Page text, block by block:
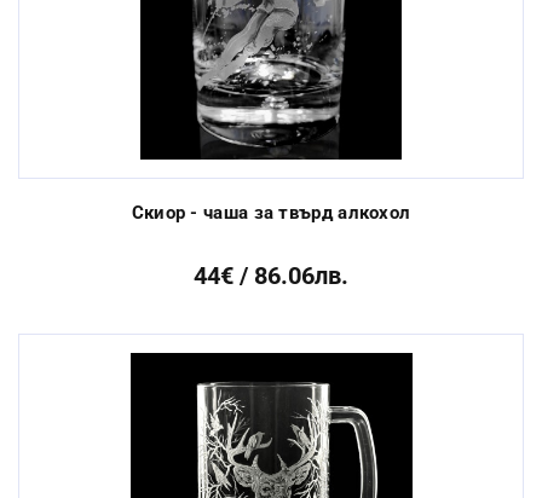
Скиор - чаша за твърд алкохол
44€ / 86.06лв.